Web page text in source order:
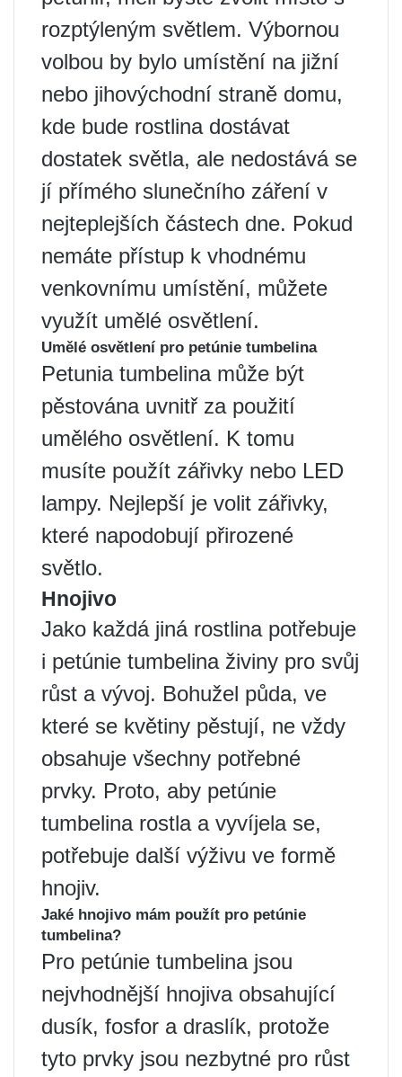
rozptýleným světlem. Výbornou
volbou by bylo umístění na jižní
nebo jihovýchodní straně domu,
kde bude rostlina dostávat
dostatek světla, ale nedostává se
jí přímého slunečního záření v
nejteplejších částech dne. Pokud
nemáte přístup k vhodnému
venkovnímu umístění, můžete
využít umělé osvětlení.
Umělé osvětlení pro petúnie tumbelina
Petunia tumbelina může být
pěstována uvnitř za použití
umělého osvětlení. K tomu
musíte použít zářivky nebo LED
lampy. Nejlepší je volit zářivky,
které napodobují přirozené
světlo.
Hnojivo
Jako každá jiná rostlina potřebuje
i petúnie tumbelina živiny pro svůj
růst a vývoj. Bohužel půda, ve
které se květiny pěstují, ne vždy
obsahuje všechny potřebné
prvky. Proto, aby petúnie
tumbelina rostla a vyvíjela se,
potřebuje další výživu ve formě
hnojiv.
Jaké hnojivo mám použít pro petúnie
tumbelina?
Pro petúnie tumbelina jsou
nejvhodnější hnojiva obsahující
dusík, fosfor a draslík, protože
tyto prvky jsou nezbytné pro růst